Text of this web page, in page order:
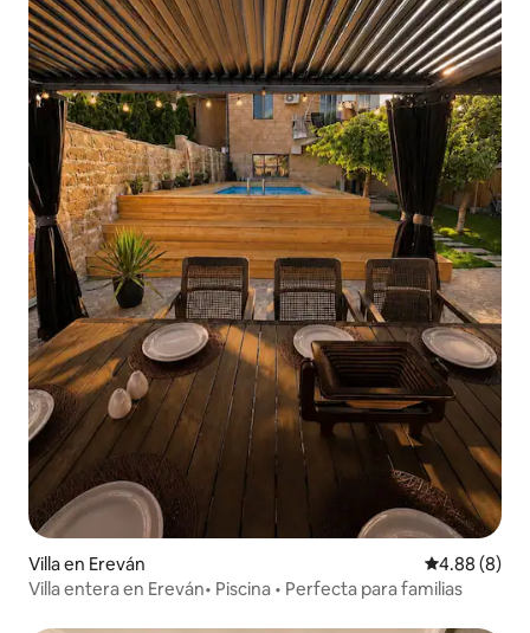
Villa en Ereván Calificación
4.88 (8)
Villa entera en Ereván• Piscina • Perfecta para familias